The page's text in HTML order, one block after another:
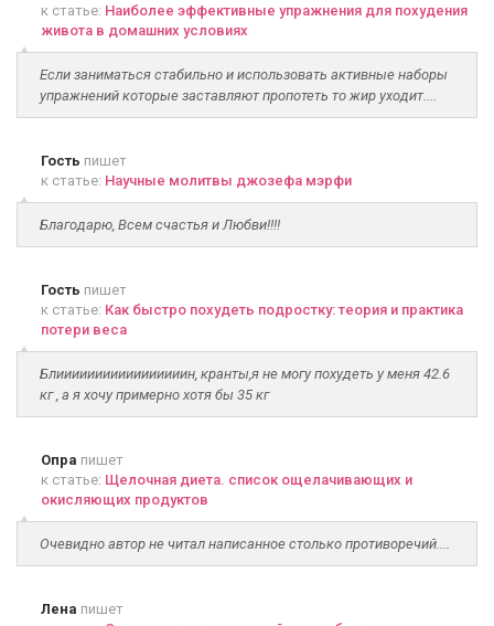
к статье: Наиболее эффективные упражнения для похудения
живота в домашних условиях
Если заниматься стабильно и использовать активные наборы
упражнений которые заставляют пропотеть то жир уходит....
Гость пишет
к статье: Научные молитвы джозефа мэрфи
Благодарю, Всем счастья и Любви!!!!
Гость пишет
к статье: Как быстро похудеть подростку: теория и практика
потери веса
Блииииииииииииииииин, кранты,я не могу похудеть у меня 42.6
кг , а я хочу примерно хотя бы 35 кг
Опра пишет
к статье: Щелочная диета. список ощелачивающих и
окисляющих продуктов
Очевидно автор не читал написанное столько противоречий....
Лена пишет